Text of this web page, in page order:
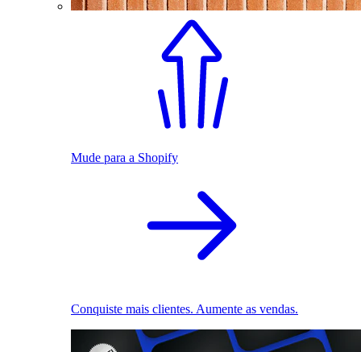
Mude para a Shopify
Conquiste mais clientes. Aumente as vendas.